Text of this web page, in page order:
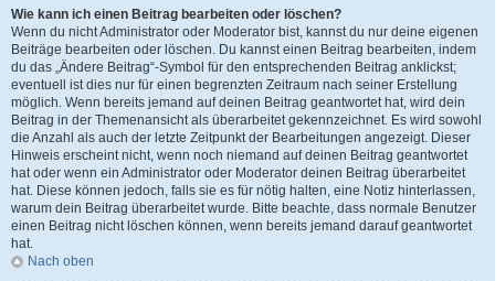
Wie kann ich einen Beitrag bearbeiten oder löschen?
Wenn du nicht Administrator oder Moderator bist, kannst du nur deine eigenen
Beiträge bearbeiten oder löschen. Du kannst einen Beitrag bearbeiten, indem
du das „Ändere Beitrag“-Symbol für den entsprechenden Beitrag anklickst;
eventuell ist dies nur für einen begrenzten Zeitraum nach seiner Erstellung
möglich. Wenn bereits jemand auf deinen Beitrag geantwortet hat, wird dein
Beitrag in der Themenansicht als überarbeitet gekennzeichnet. Es wird sowohl
die Anzahl als auch der letzte Zeitpunkt der Bearbeitungen angezeigt. Dieser
Hinweis erscheint nicht, wenn noch niemand auf deinen Beitrag geantwortet
hat oder wenn ein Administrator oder Moderator deinen Beitrag überarbeitet
hat. Diese können jedoch, falls sie es für nötig halten, eine Notiz hinterlassen,
warum dein Beitrag überarbeitet wurde. Bitte beachte, dass normale Benutzer
einen Beitrag nicht löschen können, wenn bereits jemand darauf geantwortet
hat.
Nach oben